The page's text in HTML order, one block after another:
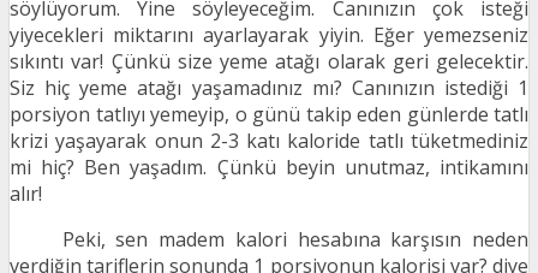
söylüyorum. Yine söyleyeceğim. Canınızın çok isteği
yiyecekleri miktarını ayarlayarak yiyin. Eğer yemezseniz
sıkıntı var! Çünkü size yeme atağı olarak geri gelecektir.
Siz hiç yeme atağı yaşamadınız mı? Canınızın istediği 1
porsiyon tatlıyı yemeyip, o günü takip eden günlerde tatlı
krizi yaşayarak onun 2-3 katı kaloride tatlı tüketmediniz
mi hiç? Ben yaşadım. Çünkü beyin unutmaz, intikamını
alır!
Peki, sen madem kalori hesabına karşısın neden
verdiğin tariflerin sonunda 1 porsiyonun kalorisi var? diye